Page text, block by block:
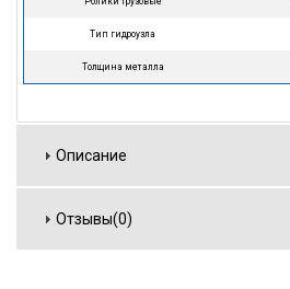
Тип гидроузла
Толщина металла
Описание
Отзывы(0)